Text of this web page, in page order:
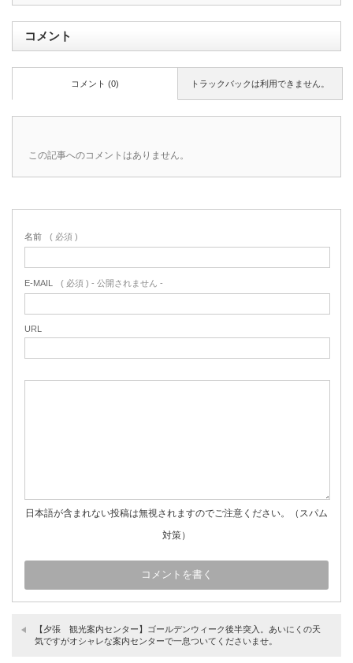
コメント
トラックバックは利用できません。
コメント (0)
この記事へのコメントはありません。
名前 ( 必須 )
E-MAIL ( 必須 ) - 公開されません -
URL
日本語が含まれない投稿は無視されますのでご注意ください。（スパム
対策）
【夕張 観光案内センター】ゴールデンウィーク後半突入。あいにくの天
気ですがオシャレな案内センターで一息ついてくださいませ。